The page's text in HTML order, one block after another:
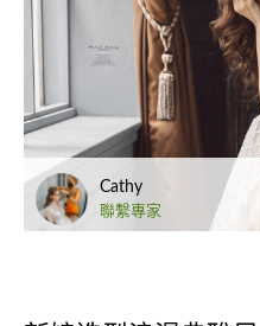
Cathy
聯繫專家